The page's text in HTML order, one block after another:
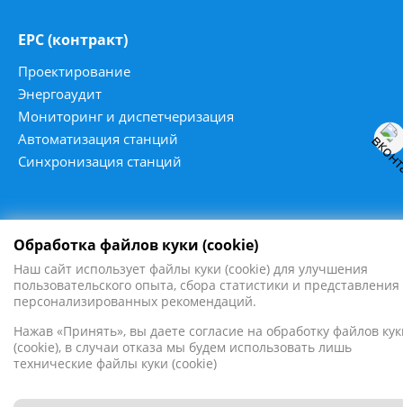
ЕРС (контракт)
Проектирование
Энергоаудит
Мониторинг и диспетчеризация
Автоматизация станций
Синхронизация станций
2016 - 2026
ПромЭнергоСервис ©
Все права защищены
Обработка файлов куки (cookie)
Наш сайт использует файлы куки (cookie) для улучшения
пользовательского опыта, сбора статистики и представления
персонализированных рекомендаций.
Нажав «Принять», вы даете согласие на обработку файлов
(cookie), в случаи отказа мы будем использовать лишь
технические файлы куки (cookie)